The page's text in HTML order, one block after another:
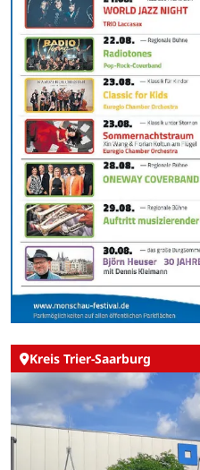
Kreis Trier-Saarburg